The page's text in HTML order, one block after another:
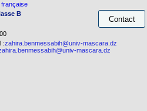
française
B
:zahira.benmessabih@univ-mascara.dz
mascara.dz